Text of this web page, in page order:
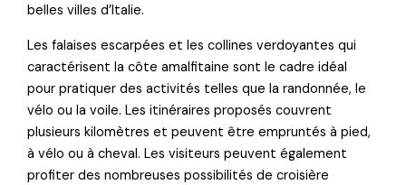
belles villes d’Italie.
Les falaises escarpées et les collines verdoyantes qui
caractérisent la côte amalfitaine sont le cadre idéal
pour pratiquer des activités telles que la randonnée, le
vélo ou la voile. Les itinéraires proposés couvrent
plusieurs kilomètres et peuvent être empruntés à pied,
à vélo ou à cheval. Les visiteurs peuvent également
profiter des nombreuses possibilités de croisière